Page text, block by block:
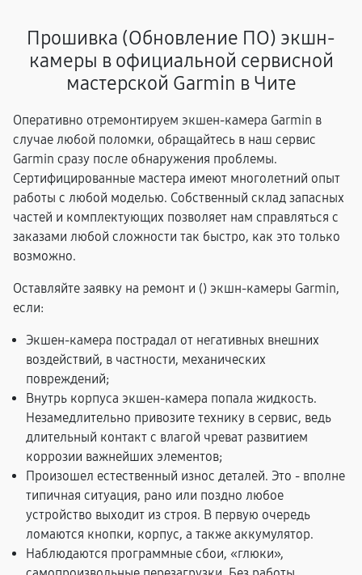
Прошивка (Обновление ПО) экшн-
камеры в официальной сервисной
мастерской Garmin в Чите
Оперативно отремонтируем экшен-камера Garmin в
случае любой поломки, обращайтесь в наш сервис
Garmin сразу после обнаружения проблемы.
Сертифицированные мастера имеют многолетний опыт
работы с любой моделью. Собственный склад запасных
частей и комплектующих позволяет нам справляться с
заказами любой сложности так быстро, как это только
возможно.
Оставляйте заявку на ремонт и () экшн-камеры Garmin,
если:
Экшен-камера пострадал от негативных внешних
воздействий, в частности, механических
повреждений;
Внутрь корпуса экшен-камера попала жидкость.
Незамедлительно привозите технику в сервис, ведь
длительный контакт с влагой чреват развитием
коррозии важнейших элементов;
Произошел естественный износ деталей. Это - вполне
типичная ситуация, рано или поздно любое
устройство выходит из строя. В первую очередь
ломаются кнопки, корпус, а также аккумулятор.
Наблюдаются программные сбои, «глюки»,